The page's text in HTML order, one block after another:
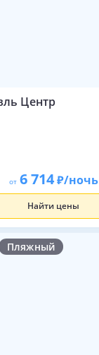
Центр
от 6 714 /ночь
Найти цены
Пляжный